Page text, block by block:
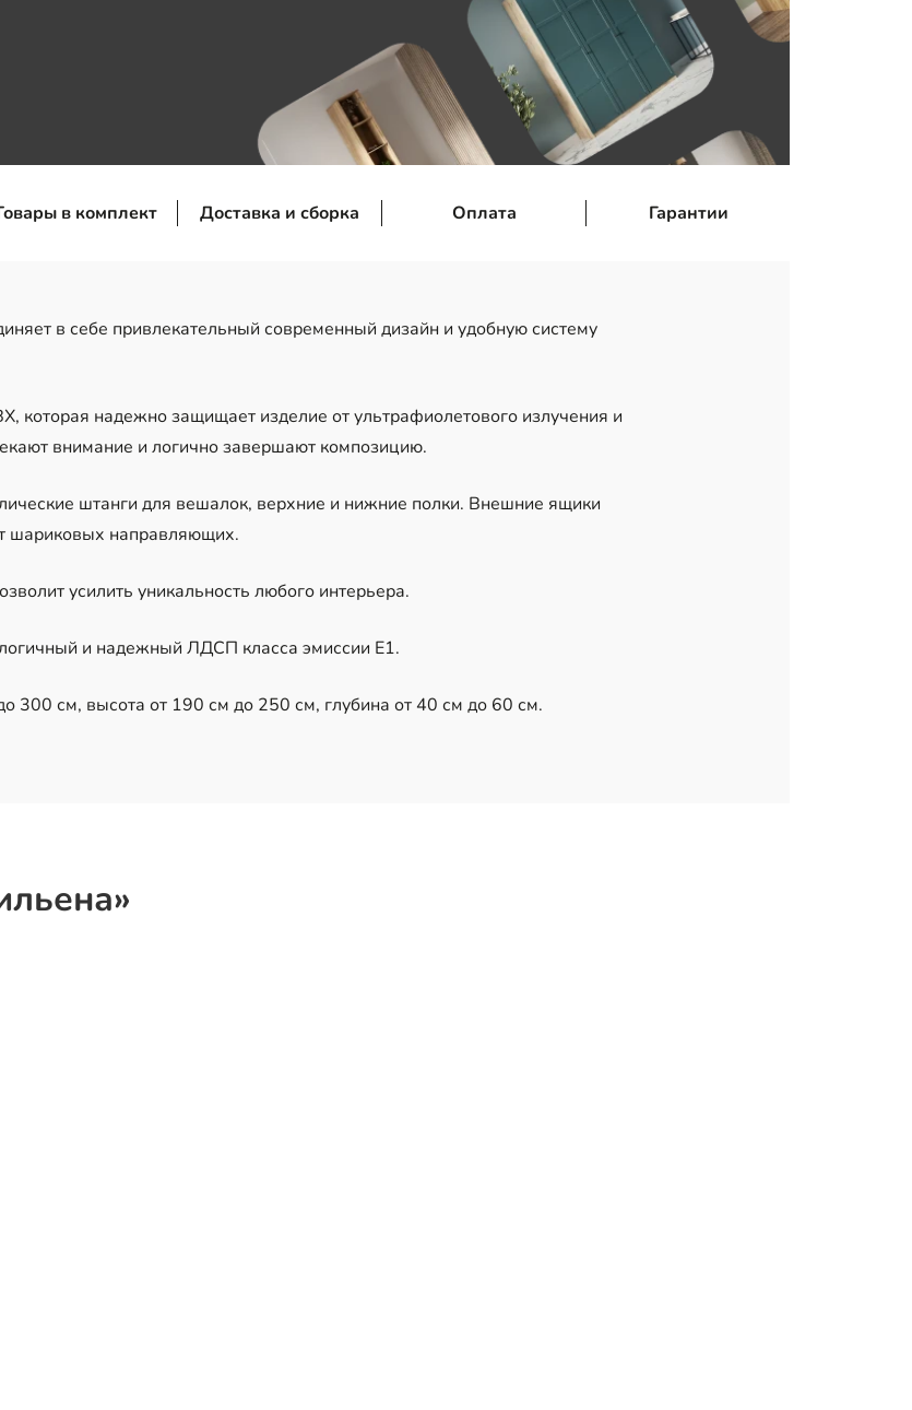
в комплект Доставка и сборка Оплата Гарантии
в себе привлекательный современный дизайн и удобную систему
надежно защищает изделие от ультрафиолетового излучения и
внимание и логично завершают композицию.
штанги для вешалок, верхние и нижние полки. Внешние ящики
шариковых направляющих.
усилить уникальность любого интерьера.
и надежный ЛДСП класса эмиссии Е1.
300 см, высота от 190 см до 250 см, глубина от 40 см до 60 см.